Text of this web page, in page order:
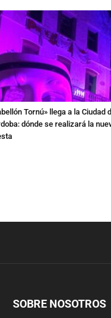
Tornú» llega a la Ciudad
dónde se realizará la
SOBRE NOSOTROS